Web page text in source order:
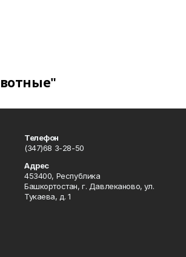
Телефон
(347)68 3-28-50
Адрес
453400, Республика
Башкортостан, г. Давлеканово, ул.
Тукаева, д. 1